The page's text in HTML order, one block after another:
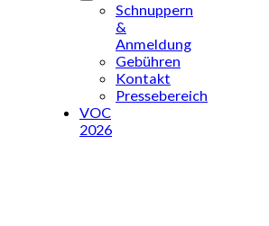
Schnuppern
&
Anmeldung
Gebühren
Kontakt
Pressebereich
VOC
2026